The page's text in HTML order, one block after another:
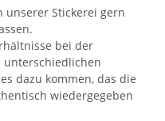
unserer Stickerei gern
bei der
unterschiedlichen
dazu kommen, das die
wiedergegeben